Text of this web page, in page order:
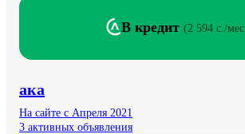
В кредит (2 594 c./мес.
ака
На сайте с Апреля 2021
3 активных объявления